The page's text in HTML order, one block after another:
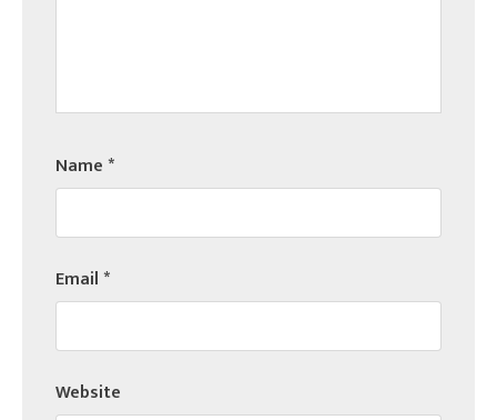
Name*
Email*
Website